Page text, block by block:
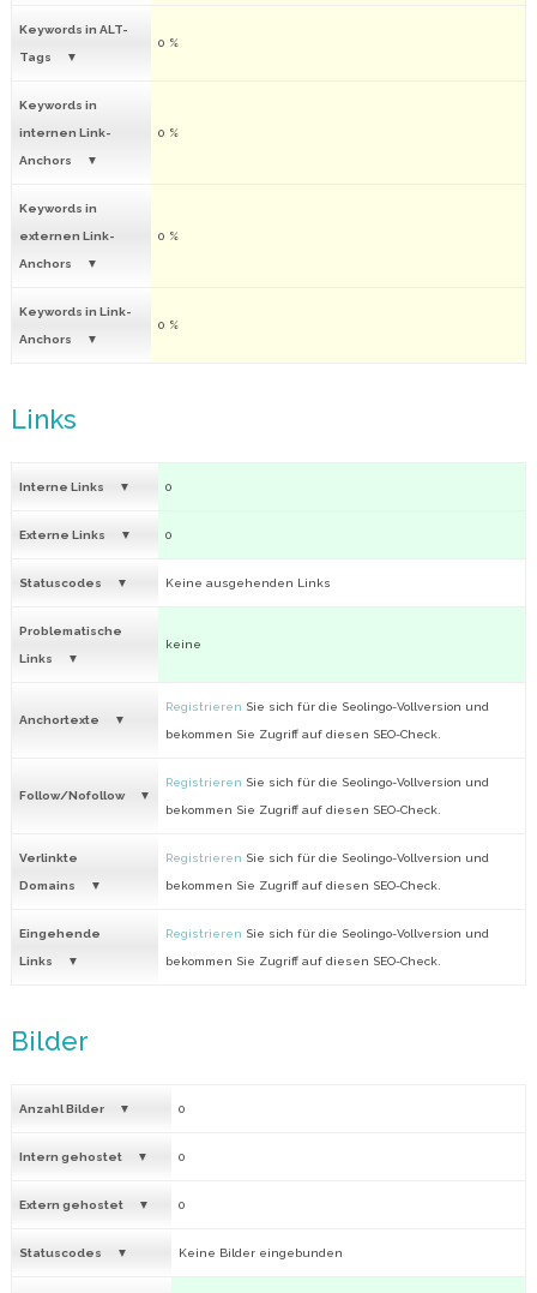
Keywords in ALT-
Tags
0 %
Keywords in
internen Link-
Anchors
0 %
Keywords in
externen Link-
Anchors
0 %
Keywords in Link-
Anchors
0 %
Links
Interne Links 0
Externe Links 0
Statuscodes Keine ausgehenden Links
Problematische
Links
keine
Anchortexte
Registrieren Sie sich für die Seolingo-Vollversion und
bekommen Sie Zugriff auf diesen SEO-Check.
Follow/Nofollow
Registrieren Sie sich für die Seolingo-Vollversion und
bekommen Sie Zugriff auf diesen SEO-Check.
Verlinkte
Domains
Registrieren Sie sich für die Seolingo-Vollversion und
bekommen Sie Zugriff auf diesen SEO-Check.
Eingehende
Links
Registrieren Sie sich für die Seolingo-Vollversion und
bekommen Sie Zugriff auf diesen SEO-Check.
Bilder
Anzahl Bilder 0
Intern gehostet 0
Extern gehostet 0
Statuscodes Keine Bilder eingebunden